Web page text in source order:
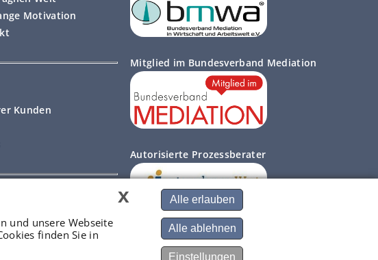
Motivation
Kunden
Mitglied im Bundesverband Mediation
Autorisierte Prozessberater
x
und unsere Webseite
finden Sie in
Alle erlauben
Alle ablehnen
Einstellungen